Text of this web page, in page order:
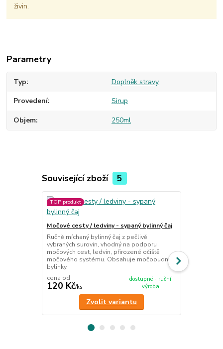
živin.
Parametry
Typ Doplněk stravy
Provedení Sirup
Objem 250ml
Související zboží 5
TOP produkt
Močové cesty / ledviny - sypaný bylinný čaj
Ručně míchaný bylinný čaj z pečlivě
vybraných surovin, vhodný na podporu
močových cest, ledvin, přirozené očiště
močového systému. Obsahuje močopudné
bylinky.
cena od
120 Kč/ks
dostupné - ruční
výroba
Zvolit variantu
močových
bylinným